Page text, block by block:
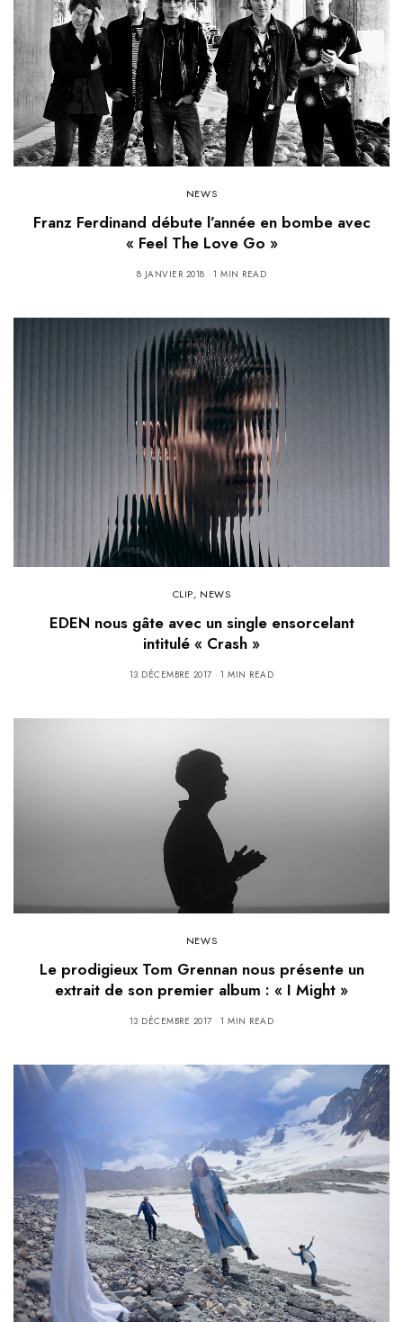
NEWS
Franz Ferdinand débute l’année en bombe avec
« Feel The Love Go »
8 JANVIER 2018 1 MIN READ
CLIP, NEWS
EDEN nous gâte avec un single ensorcelant
intitulé « Crash »
13 DÉCEMBRE 2017 1 MIN READ
NEWS
Le prodigieux Tom Grennan nous présente un
extrait de son premier album : « I Might »
13 DÉCEMBRE 2017 1 MIN READ